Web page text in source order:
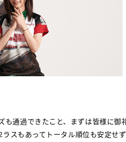
も通過できたこと、まずは皆様に御
スもあってトータル順位も安定せ